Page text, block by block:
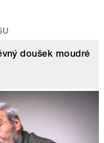
doušek moudré